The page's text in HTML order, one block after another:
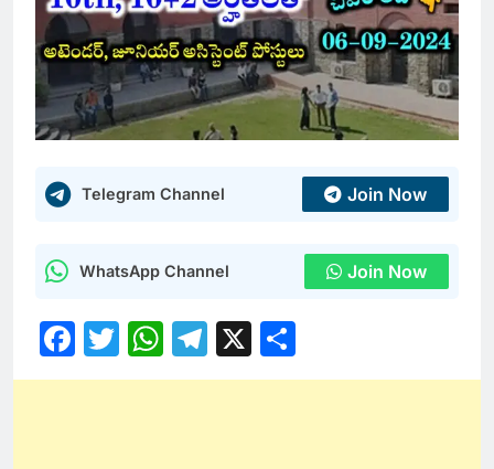
Telegram Channel Join Now
WhatsApp Channel Join Now
Facebook
Twitter
WhatsApp
Telegram
X